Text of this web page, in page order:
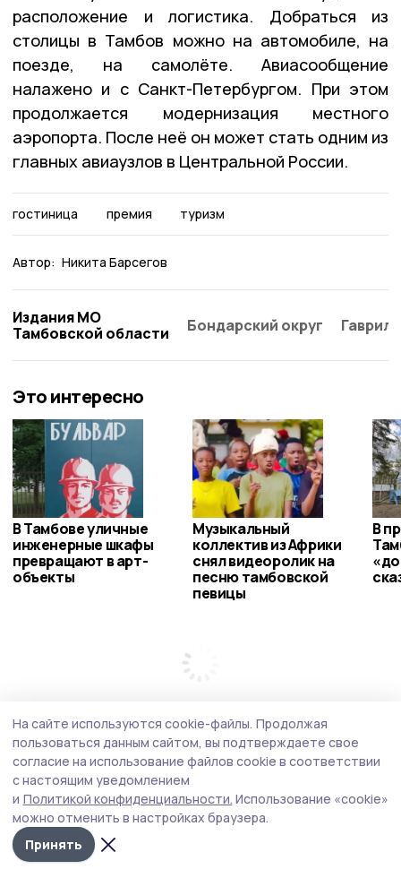
расположение и логистика. Добраться из
столицы в Тамбов можно на автомобиле, на
поезде, на самолёте. Авиасообщение
налажено и с Санкт-Петербургом. При этом
продолжается модернизация местного
аэропорта. После неё он может стать одним из
главных авиаузлов в Центральной России.
гостиница премия туризм
Автор: Никита Барсегов
Издания МО
Тамбовской области
Бондарский округ
Это интересно
В Тамбове уличные
инженерные шкафы
превращают в арт-
объекты
Музыкальный
коллектив из Африки
снял видеоролик на
песню тамбовской
певицы
В
На сайте используются cookie-файлы. Продолжая
пользоваться данным сайтом, вы подтверждаете свое
согласие на использование файлов cookie в соответствии
с настоящим уведомлением
и Политикой конфиденциальности. Использование «cookie»
можно отменить в настройках браузера.
Принять